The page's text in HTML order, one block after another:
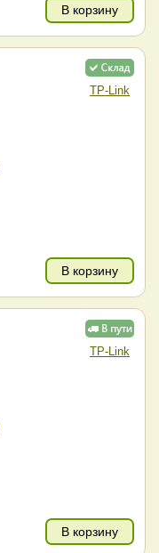
В корзину
TP-Link
В корзину
TP-Link
В корзину